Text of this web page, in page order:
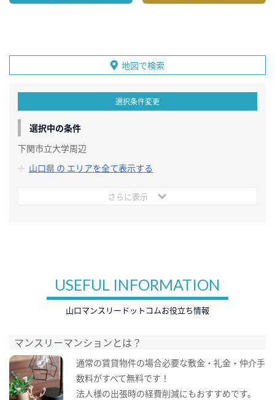
地図で検索
選択条件変更
選択中の条件
下関市立大学周辺
山口県 の エリアを全て表示する
さらに表示
USEFUL INFORMATION
山口マンスリードットコムお役立ち情報
マンスリーマンションとは？
通常の賃貸物件の場合必要な敷金・礼金・仲介手
数料がすべて無料です！
法人様の出張時の経費削減にもおすすめです。